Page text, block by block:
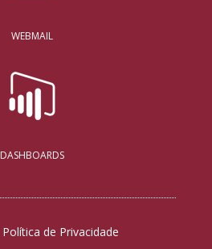
WEBMAIL
DASHBOARDS
Política de Privacidade